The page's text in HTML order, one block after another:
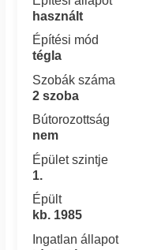
használt
Építési mód
tégla
Szobák száma
2 szoba
Bútorozottság
nem
Épület szintje
1.
Épült
kb. 1985
Ingatlan állapot